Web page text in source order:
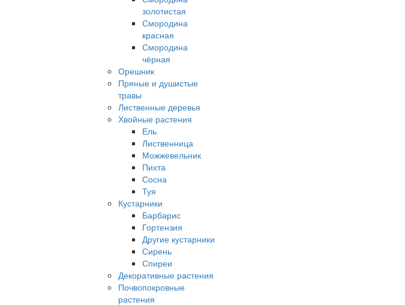
золотистая
Смородина
красная
Смородина
чёрная
Орешник
Пряные и душистые
травы
Лиственные деревья
Хвойные растения
Ель
Лиственница
Можжевельник
Пихта
Сосна
Туя
Кустарники
Барбарис
Гортензия
Другие кустарники
Сирень
Спиреи
Декоративные растения
Почвопокровные
растения